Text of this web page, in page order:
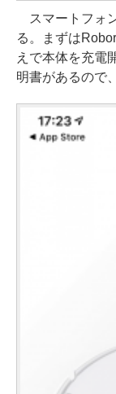
スマートフォ
る。まずは
えで本体を充電
明書があるので